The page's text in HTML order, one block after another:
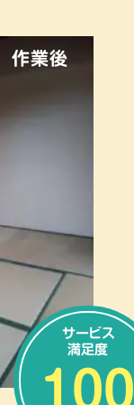
作業後
サービス
満足度
100